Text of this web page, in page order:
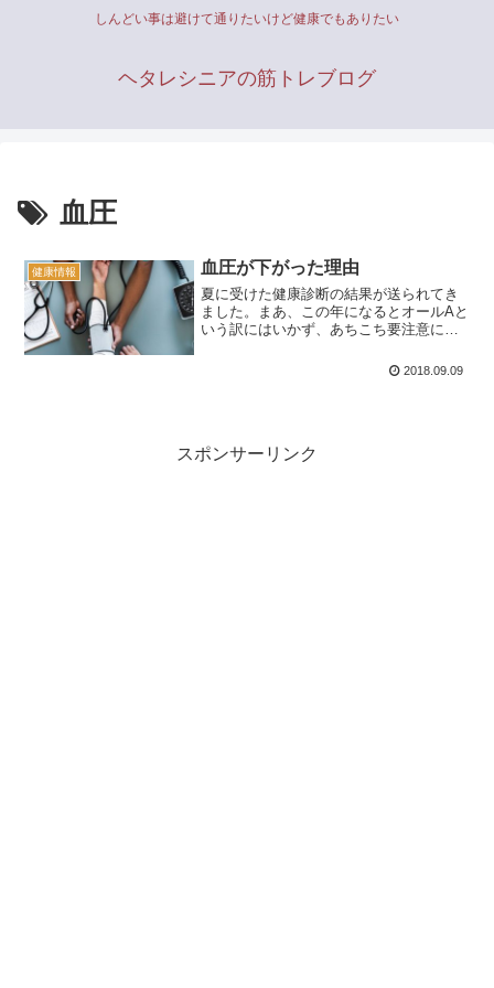
しんどい事は避けて通りたいけど健康でもありたい
ヘタレシニアの筋トレブログ
血圧
健康情報 血圧が下がった理由
夏に受けた健康診断の結果が送られてき
ました。まあ、この年になるとオールAと
いう訳にはいかず、あちこち要注意にな
張る項目がひとつありました。それが、
ました。
2018.09.09
スポンサーリンク